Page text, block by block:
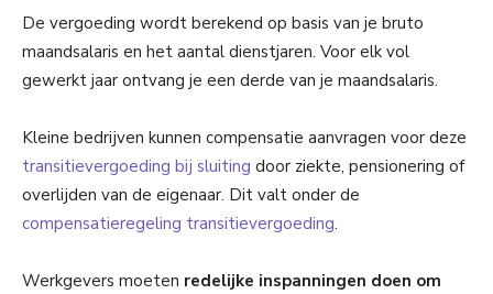
De vergoeding wordt berekend op basis van je bruto
maandsalaris en het aantal dienstjaren. Voor elk vol
gewerkt jaar ontvang je een derde van je maandsalaris.
Kleine bedrijven kunnen compensatie aanvragen voor deze
transitievergoeding bij sluiting door ziekte, pensionering of
overlijden van de eigenaar. Dit valt onder de
compensatieregeling transitievergoeding.
Werkgevers moeten redelijke inspanningen doen om